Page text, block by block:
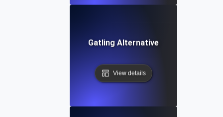
Gatling Alternative
View details